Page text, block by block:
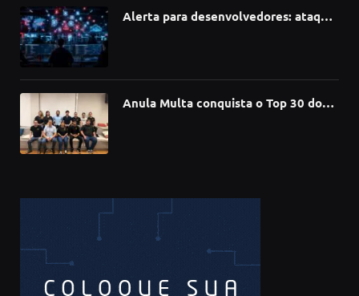
Alerta para desenvolvedores: ataque
Anula Multa conquista o Top 30 do